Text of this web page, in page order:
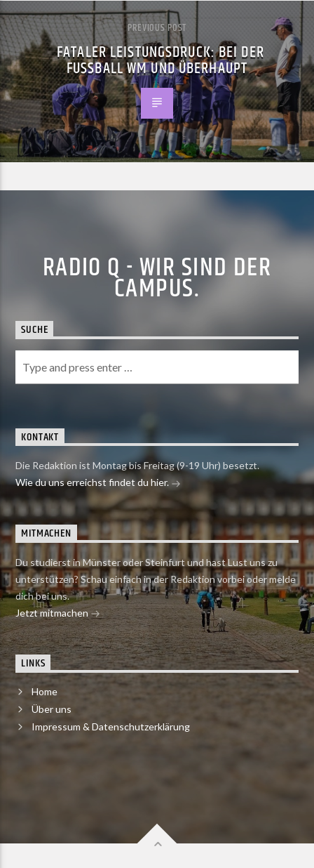
PREVIOUS POST
FATALER LEISTUNGSDRUCK: BEI DER
FUSSBALL WM UND ÜBERHAUPT
RADIO Q - WIR SIND DER
CAMPUS.
SUCHE
KONTAKT
Die Redaktion ist Montag bis Freitag (9-19 Uhr) besetzt.
Wie du uns erreichst findet du hier.
MITMACHEN
Du studierst in Münster oder Steinfurt und hast Lust uns zu
unterstützen? Schau einfach in der Redaktion vorbei oder melde
dich bei uns.
Jetzt mitmachen
LINKS
Home
Über uns
Impressum & Datenschutzerklärung